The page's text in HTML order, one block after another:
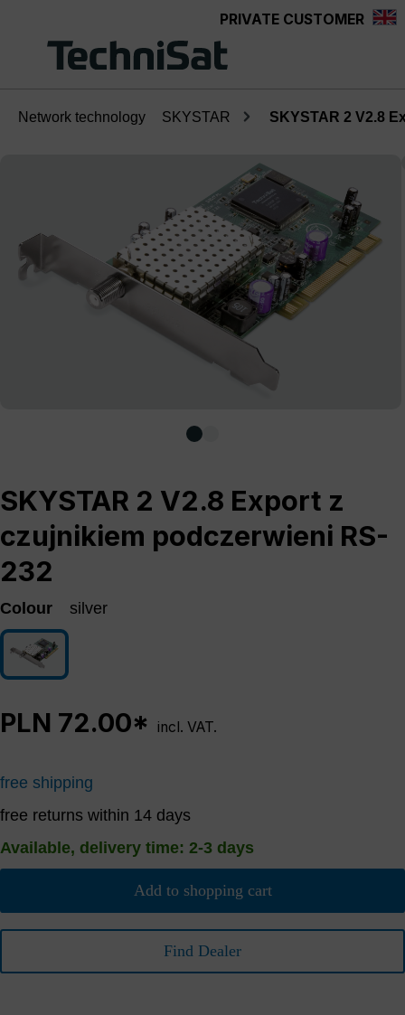
PRIVATE CUSTOMER
Network technology SKYSTAR SKYSTAR 2 V2.8
SKYSTAR 2 V2.8 Export z
czujnikiem podczerwieni RS-
232
Colour silver
silver
PLN 72.00* incl. VAT.
free shipping
free returns within 14 days
Available, delivery time: 2-3 days
Add to shopping cart
Find Dealer